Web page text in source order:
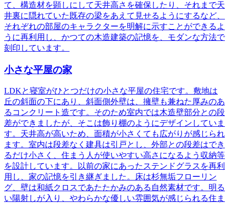
て、構造材を顕しにして天井高さを確保したり、それまで天
井裏に隠れていた既存の梁をあえて見せるようにするなど、
それぞれの部屋のキャラクターを明解に示すことができるよ
うに再利用し、かつての木造建築の記憶を、モダンな方法で
刻印しています。
小さな平屋の家
LDKと寝室がひとつだけの小さな平屋の住宅です。敷地は
丘の斜面の下にあり、斜面側外壁は、擁壁も兼ねた厚みのあ
るコンクリート造です。そのため室内では木造壁部分との段
差ができましたが、そこは飾り棚のようにデザインしていま
す。天井高が高いため、面積が小さくても広がりが感じられ
ます。室内は段差なく建具は引戸とし、外部との段差はでき
るだけ小さく、住まう人が使いやすい高さになるよう収納等
を設計しています。以前の家にあったステンドグラスを再利
用し、家の記憶を引き継ぎました。床は杉無垢フローリン
グ、壁は和紙クロスであたたかみのある自然素材です。明る
い陽射しが入り、やわらかな優しい雰囲気が感じられる住ま